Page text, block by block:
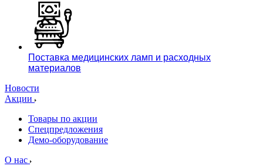
Поставка медицинских ламп и расходных
материалов
Новости
Акции
Товары по акции
Спецпредложения
Демо-оборудование
О нас